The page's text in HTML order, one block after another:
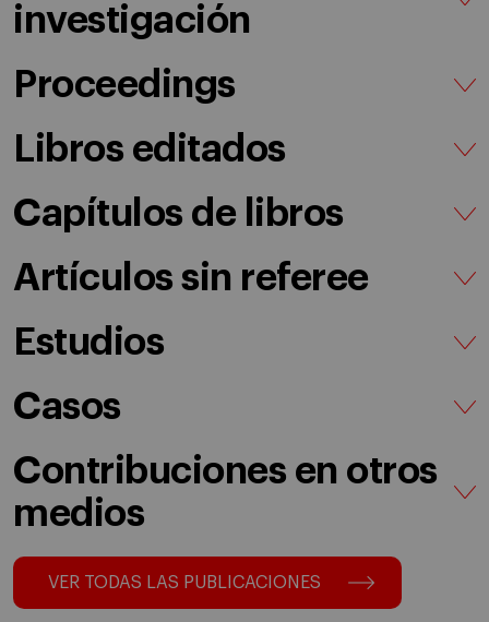
investigación
Proceedings
Libros editados
Capítulos de libros
Artículos sin referee
Estudios
Casos
Contribuciones en otros
medios
VER TODAS LAS PUBLICACIONES